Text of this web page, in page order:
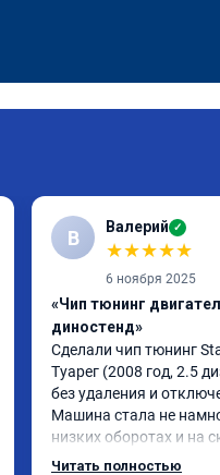
В Валерий ✓
★★★★★
6 ноября 2025
«Чип тюнинг
диностенд»
Сделали чип тюнинг
Туарег (2008 год, 2.5
без удаления и
Машина стала не
низких оборотах и на
км/ч при обгонах.
Читать полностью